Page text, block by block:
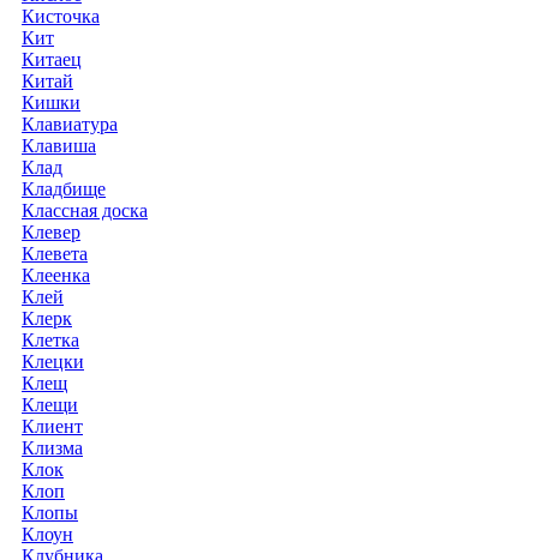
Кисточка
Кит
Китаец
Китай
Кишки
Клавиатура
Клавиша
Клад
Кладбище
Классная доска
Клевер
Клевета
Клеенка
Клей
Клерк
Клетка
Клецки
Клещ
Клещи
Клиент
Клизма
Клок
Клоп
Клопы
Клоун
Клубника